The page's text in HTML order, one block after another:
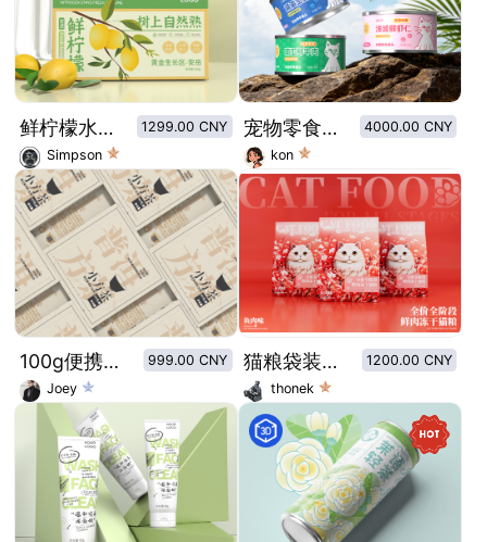
鲜柠檬水果礼盒包装设计
1299.00 CNY
Simpson
宠物零食-南瓜鲜牛肉
4000.00 CNY
kon
100g便携小方普洱茶饼包装
999.00 CNY
Joey
猫粮袋装包装设计
1200.00 CNY
thonek